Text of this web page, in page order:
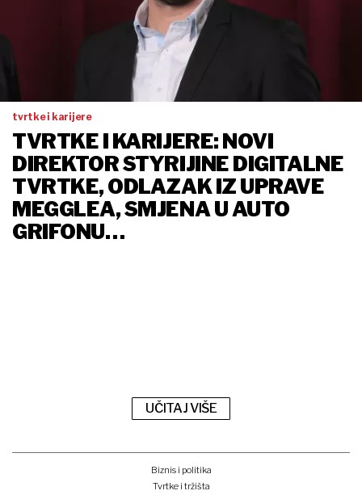
tvrtke i karijere
TVRTKE I KARIJERE: NOVI
DIREKTOR STYRIJINE DIGITALNE
TVRTKE, ODLAZAK IZ UPRAVE
MEGGLEA, SMJENA U AUTO
GRIFONU…
UČITAJ VIŠE
Biznis i politika
Tvrtke i tržišta